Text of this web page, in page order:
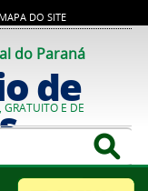
MAPA DO SITE
do Paraná
de
GRATUITO E DE